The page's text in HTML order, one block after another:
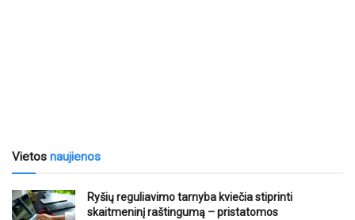
Vietos naujienos
Ryšių reguliavimo tarnyba kviečia stiprinti
skaitmeninį raštingumą – pristatomos